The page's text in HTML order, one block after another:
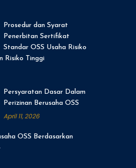
Prosedur dan Syarat
Penerbitan Sertifikat
Standar OSS Usaha Risiko
Risiko Tinggi
Persyaratan Dasar Dalam
Perizinan Berusaha OSS
April 11, 2026
OSS Berdasarkan